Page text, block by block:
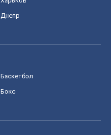
Днепр
Баскетбол
Бокс